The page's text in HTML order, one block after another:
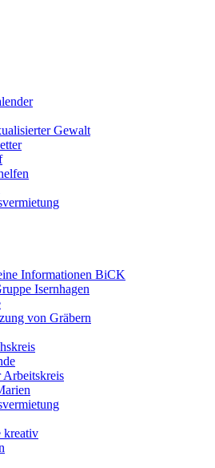
Gewalt
Informationen BiCK
Isernhagen
von Gräbern
Arbeitskreis
kreativ